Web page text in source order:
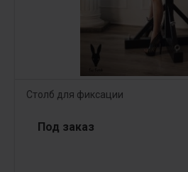
Столб для фиксации
Под заказ